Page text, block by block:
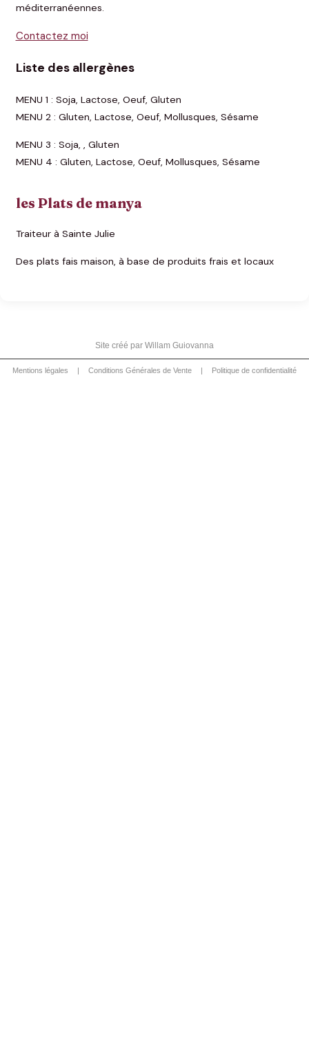
méditerranéennes.
Contactez moi
Liste des allergènes
MENU 1 : Soja, Lactose, Oeuf, Gluten
MENU 2 : Gluten, Lactose, Oeuf, Mollusques, Sésame
MENU 3 : Soja, , Gluten
MENU 4 : Gluten, Lactose, Oeuf, Mollusques, Sésame
les Plats de manya
Traiteur à Sainte Julie
Des plats fais maison, à base de produits frais et locaux
Site créé par Willam Guiovanna
Mentions légales | Conditions Générales de Vente | Politique de confidentialité